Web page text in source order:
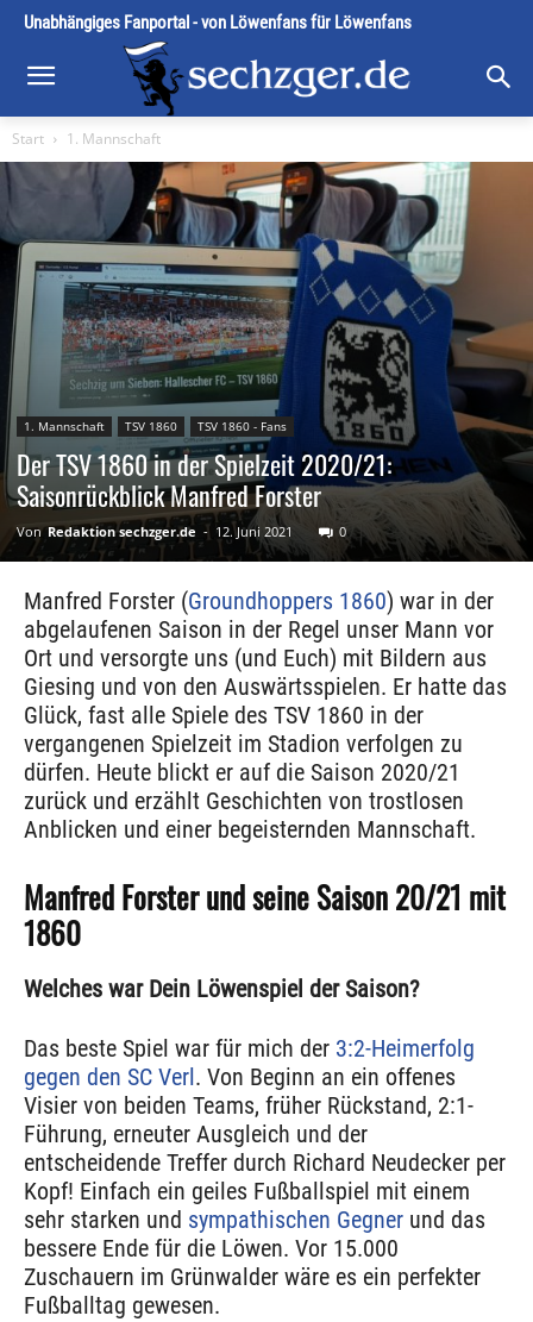
Unabhängiges Fanportal - von Löwenfans für Löwenfans
Start 1. Mannschaft
1. Mannschaft TSV 1860 TSV 1860 - Fans
Der TSV 1860 in der Spielzeit 2020/21:
Saisonrückblick Manfred Forster
Von Redaktion sechzger.de - 12. Juni 2021 0
Manfred Forster (Groundhoppers 1860) war in der
abgelaufenen Saison in der Regel unser Mann vor
Ort und versorgte uns (und Euch) mit Bildern aus
Giesing und von den Auswärtsspielen. Er hatte das
Glück, fast alle Spiele des TSV 1860 in der
vergangenen Spielzeit im Stadion verfolgen zu
dürfen. Heute blickt er auf die Saison 2020/21
zurück und erzählt Geschichten von trostlosen
Anblicken und einer begeisternden Mannschaft.
Manfred Forster und seine Saison 20/21 mit
1860
Welches war Dein Löwenspiel der Saison?
Das beste Spiel war für mich der 3:2-Heimerfolg
gegen den SC Verl . Von Beginn an ein offenes
Visier von beiden Teams, früher Rückstand, 2:1-
Führung, erneuter Ausgleich und der
entscheidende Treffer durch Richard Neudecker per
Kopf! Einfach ein geiles Fußballspiel mit einem
sehr starken und sympathischen Gegner und das
bessere Ende für die Löwen. Vor 15.000
Zuschauern im Grünwalder wäre es ein perfekter
Fußballtag gewesen.